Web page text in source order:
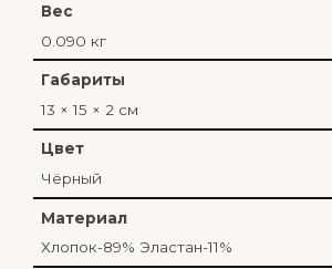
Вес
0.090 кг
Габариты
13 × 15 × 2 см
Цвет
Чёрный
Материал
Хлопок-89% Эластан-11%